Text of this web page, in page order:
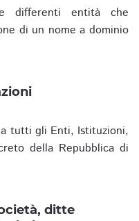
differenti entità che
di un nome a dominio
tutti gli Enti, Istituzioni,
della Repubblica di
ditte